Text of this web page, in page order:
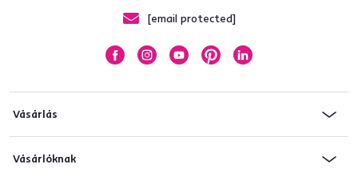
[email protected]
Vásárlás
Vásárlóknak